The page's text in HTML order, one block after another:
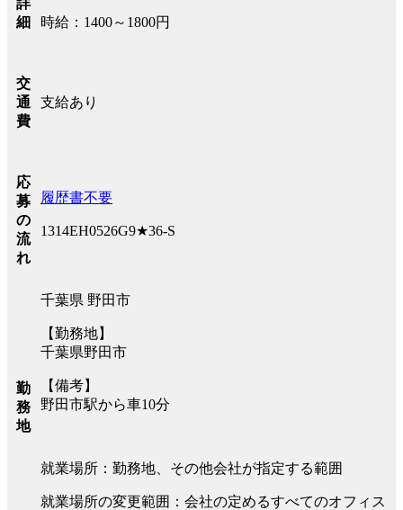
詳
細
時給：1400～1800円
交
通
費
支給あり
応
募
の
流
れ
履歴書不要
1314EH0526G9★36-S
勤
務
地
千葉県 野田市
【勤務地】
千葉県野田市
【備考】
野田市駅から車10分
就業場所：勤務地、その他会社が指定する範囲
就業場所の変更範囲：会社の定めるすべてのオフィス